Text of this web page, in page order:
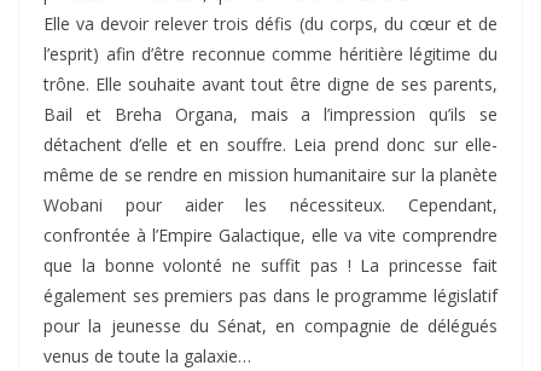
Elle va devoir relever trois défis (du corps, du cœur et de
l’esprit) afin d’être reconnue comme héritière légitime du
trône. Elle souhaite avant tout être digne de ses parents,
Bail et Breha Organa, mais a l’impression qu’ils se
détachent d’elle et en souffre. Leia prend donc sur elle-
même de se rendre en mission humanitaire sur la planète
Wobani pour aider les nécessiteux. Cependant,
confrontée à l’Empire Galactique, elle va vite comprendre
que la bonne volonté ne suffit pas ! La princesse fait
également ses premiers pas dans le programme législatif
pour la jeunesse du Sénat, en compagnie de délégués
venus de toute la galaxie…